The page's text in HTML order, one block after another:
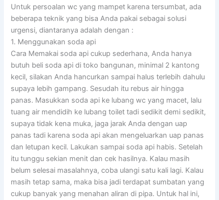
Untuk persoalan wc yang mampet karena tersumbat, ada
beberapa teknik yang bisa Anda pakai sebagai solusi
urgensi, diantaranya adalah dengan :
1. Menggunakan soda api
Cara Memakai soda api cukup sederhana, Anda hanya
butuh beli soda api di toko bangunan, minimal 2 kantong
kecil, silakan Anda hancurkan sampai halus terlebih dahulu
supaya lebih gampang. Sesudah itu rebus air hingga
panas. Masukkan soda api ke lubang wc yang macet, lalu
tuang air mendidih ke lubang toilet tadi sedikit demi sedikit,
supaya tidak kena muka, jaga jarak Anda dengan uap
panas tadi karena soda api akan mengeluarkan uap panas
dan letupan kecil. Lakukan sampai soda api habis. Setelah
itu tunggu sekian menit dan cek hasilnya. Kalau masih
belum selesai masalahnya, coba ulangi satu kali lagi. Kalau
masih tetap sama, maka bisa jadi terdapat sumbatan yang
cukup banyak yang menahan aliran di pipa. Untuk hal ini,